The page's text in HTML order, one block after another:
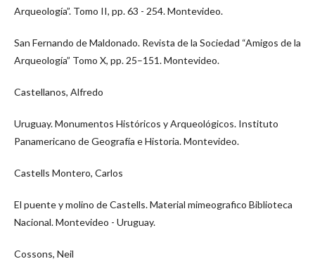
Arqueología”. Tomo II, pp. 63 - 254. Montevideo.
San Fernando de Maldonado. Revista de la Sociedad “Amigos de la
Arqueología” Tomo X, pp. 25–151. Montevideo.
Castellanos, Alfredo
Uruguay. Monumentos Históricos y Arqueológicos. Instituto
Panamericano de Geografía e Historia. Montevideo.
Castells Montero, Carlos
El puente y molino de Castells. Material mimeografico Biblioteca
Nacional. Montevideo - Uruguay.
Cossons, Neil